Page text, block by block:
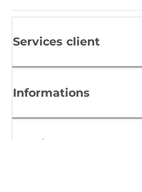
Services client
Informations
Boutique